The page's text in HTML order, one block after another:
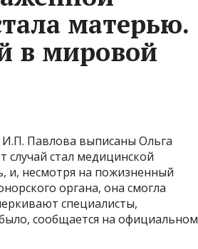
матерью.
в мировой
Павлова выписаны Ольга
случай стал медицинской
и, несмотря на пожизненный
органа, она смогла
специалисты,
сообщается на официальном